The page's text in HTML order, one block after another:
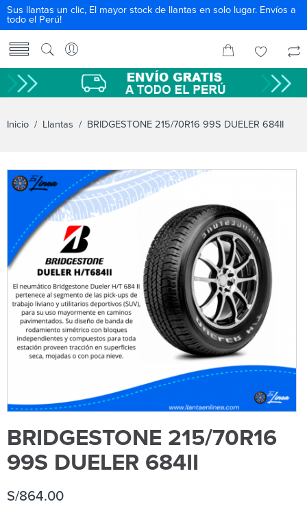
Sus llantas un clic, El mayor stock de llantas en solo lugar. Envíos a
todo el Perú!
Inicio / Llantas / BRIDGESTONE 215/70R16 99S DUELER 684II
BRIDGESTONE 215/70R16
99S DUELER 684II
S/864.00